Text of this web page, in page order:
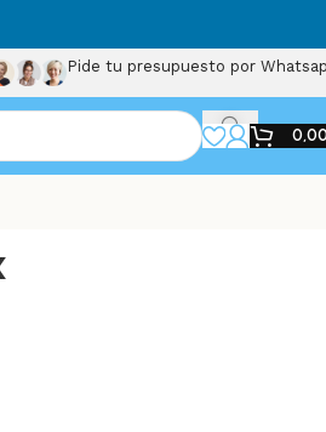
Pide tu presupuesto por